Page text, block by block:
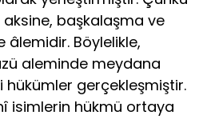
başkalaşma ve
Böylelikle,
aleminde meydana
gerçekleşmiştir.
isimlerin hükmü ortaya